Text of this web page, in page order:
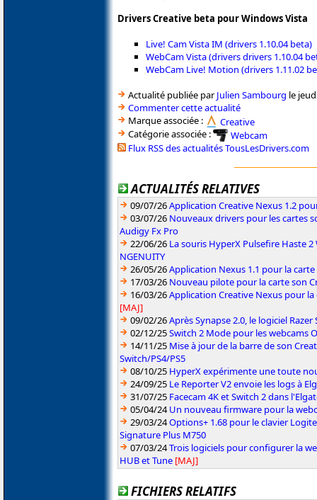
Drivers Creative beta pour Windows Vista
Live! Cam Vista IM (drivers 1.10.04 beta)
WebCam Vista (drivers drivers 1.10.04
WebCam Live! Motion (drivers 1.11.02
Actualité publiée parJulien Sambourg le
Commenter cette actualité
Marque associée :
Creative
Catégorie associée :
Webcam
Flux RSS des actualités TousLesDrivers.com
ACTUALITÉS RELATIVES
09/07/26Application Creative Nexus 1.2
03/07/26 Nouveaux drivers pour les cartes
Audigy Fx Pro
22/06/26 La souris HyperX Pulsefire Haste
NGENUITY
26/05/26Application Nexus 1.1 pour la
17/03/26 Nouveau pilote pour la carte son
16/03/26Application Creative Nexus pour
[MAJ]
09/02/26Après Synapse 2.0, le logiciel
02/12/25Switch 2 Mode pour les webcams
14/11/25 Mise à jour de la barre de son
Switch/PS4/PS5
08/10/25 HyperX expérimente une toute
24/09/25 Le Reporter V2 envoie les logs à
31/07/25 Facecam 4K et Switch 2 dans
05/04/24Un nouveau firmware pour la
29/03/24Options+ 1.68 pour le clavier
Signature Plus M750
07/03/24Trois logiciels pour configurer la
HUB et Tune [MAJ]
FICHIERS RELATIFS